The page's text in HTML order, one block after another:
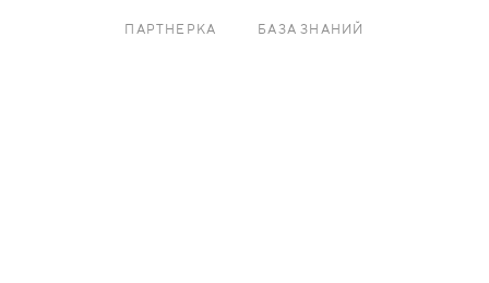
ПАРТНЕРКА БАЗА ЗНАНИЙ